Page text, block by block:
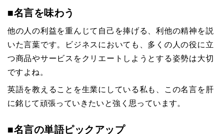
■名言を味わう
他の人の利益を重んじて自己を捧げる、利他の精神を説
いた言葉です。ビジネスにおいても、多くの人の役に立
つ商品やサービスをクリエートしようとする姿勢は大切
ですよね。
英語を教えることを生業にしている私も、この名言を肝
に銘じて頑張っていきたいと強く思っています。
■名言の単語ピックアップ